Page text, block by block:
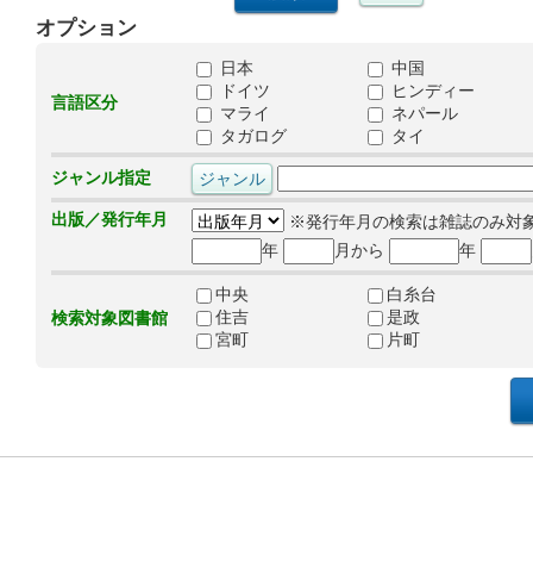
オプション
言語区分
日本
中国
ドイツ
ヒンディー
マライ
ネパール
タガログ
タイ
ジャンル指定
出版／発行年月
※発行年月の検索は雑誌のみ対
年
月から 年
検索対象図書館
中央
白糸台
住吉
是政
宮町
片町